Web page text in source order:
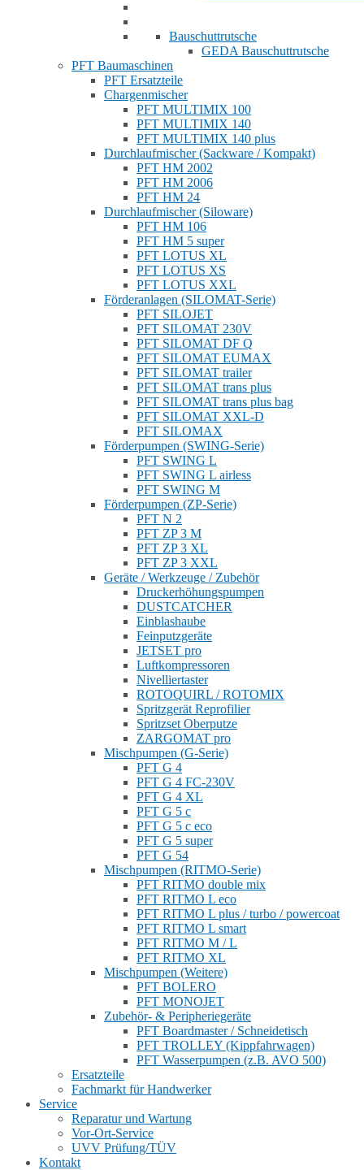
Bauschuttrutsche
GEDA Bauschuttrutsche
PFT Baumaschinen
PFT Ersatzteile
Chargenmischer
PFT MULTIMIX 100
PFT MULTIMIX 140
PFT MULTIMIX 140 plus
Durchlaufmischer (Sackware / Kompakt)
PFT HM 2002
PFT HM 2006
PFT HM 24
Durchlaufmischer (Siloware)
PFT HM 106
PFT HM 5 super
PFT LOTUS XL
PFT LOTUS XS
PFT LOTUS XXL
Förderanlagen (SILOMAT-Serie)
PFT SILOJET
PFT SILOMAT 230V
PFT SILOMAT DF Q
PFT SILOMAT EUMAX
PFT SILOMAT trailer
PFT SILOMAT trans plus
PFT SILOMAT trans plus bag
PFT SILOMAT XXL-D
PFT SILOMAX
Förderpumpen (SWING-Serie)
PFT SWING L
PFT SWING L airless
PFT SWING M
Förderpumpen (ZP-Serie)
PFT N 2
PFT ZP 3 M
PFT ZP 3 XL
PFT ZP 3 XXL
Geräte / Werkzeuge / Zubehör
Druckerhöhungspumpen
DUSTCATCHER
Einblashaube
Feinputzgeräte
JETSET pro
Luftkompressoren
Nivelliertaster
ROTOQUIRL / ROTOMIX
Spritzgerät Reprofilier
Spritzset Oberputze
ZARGOMAT pro
Mischpumpen (G-Serie)
PFT G 4
PFT G 4 FC-230V
PFT G 4 XL
PFT G 5 c
PFT G 5 c eco
PFT G 5 super
PFT G 54
Mischpumpen (RITMO-Serie)
PFT RITMO double mix
PFT RITMO L eco
PFT RITMO L plus / turbo / powercoat
PFT RITMO L smart
PFT RITMO M / L
PFT RITMO XL
Mischpumpen (Weitere)
PFT BOLERO
PFT MONOJET
Zubehör- & Peripheriegeräte
PFT Boardmaster / Schneidetisch
PFT TROLLEY (Kippfahrwagen)
PFT Wasserpumpen (z.B. AVO 500)
Ersatzteile
Fachmarkt für Handwerker
Service
Reparatur und Wartung
Vor-Ort-Service
UVV Prüfung/TÜV
Kontakt